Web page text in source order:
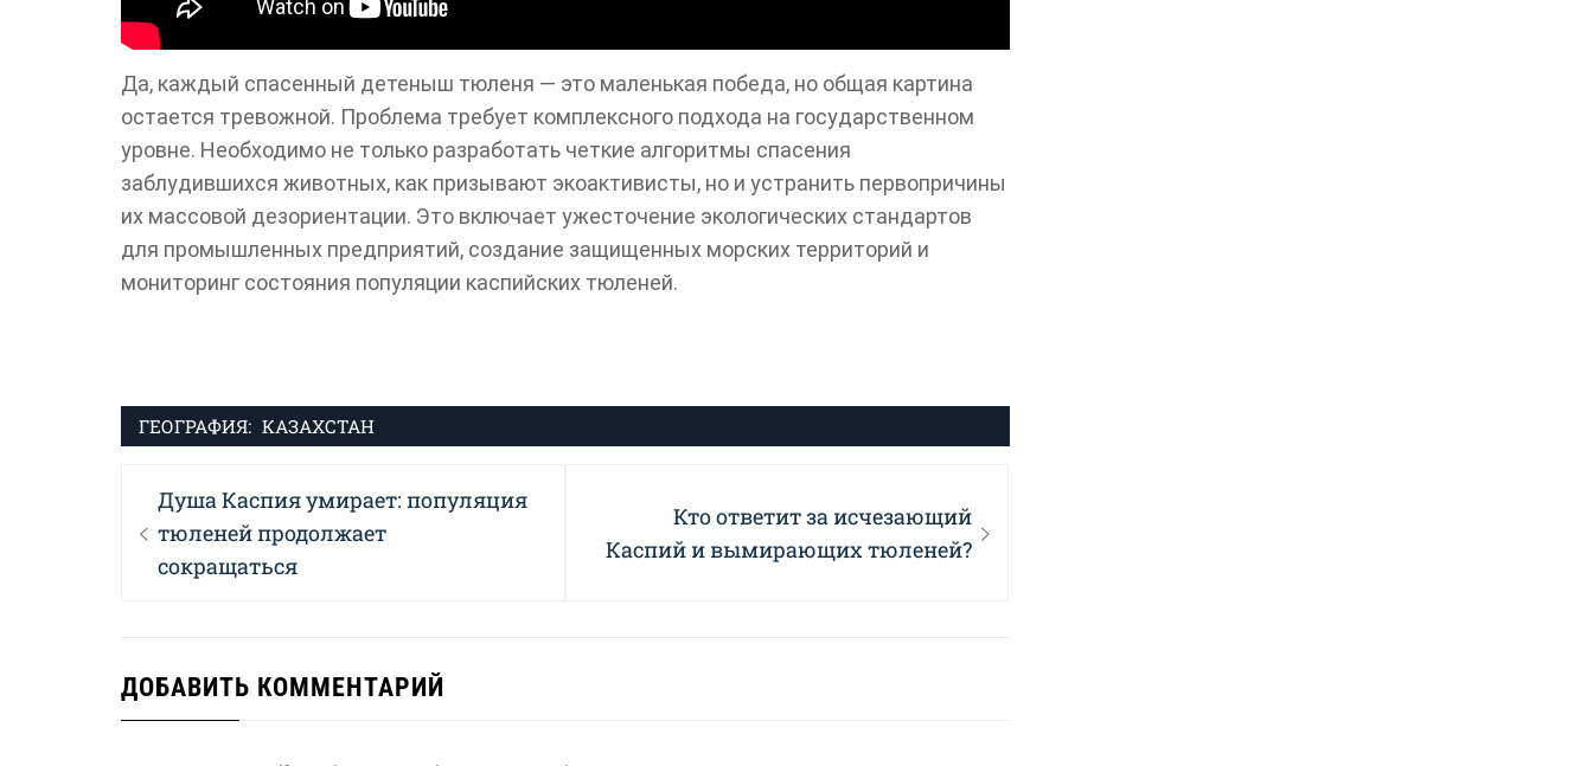
Да, каждый спасенный детеныш тюленя — это маленькая победа, но общая картина
остается тревожной. Проблема требует комплексного подхода на государственном
уровне. Необходимо не только разработать четкие алгоритмы спасения
заблудившихся животных, как призывают экоактивисты, но и устранить первопричины
их массовой дезориентации. Это включает ужесточение экологических стандартов
для промышленных предприятий, создание защищенных морских территорий и
мониторинг состояния популяции каспийских тюленей.
ГЕОГРАФИЯ: КАЗАХСТАН
Навигация
по
записям
Previous
post:
Душа Каспия умирает: популяция
тюленей продолжает
сокращаться
Next
post:
Кто ответит за исчезающий
Каспий и вымирающих тюленей?
ДОБАВИТЬ КОММЕНТАРИЙ